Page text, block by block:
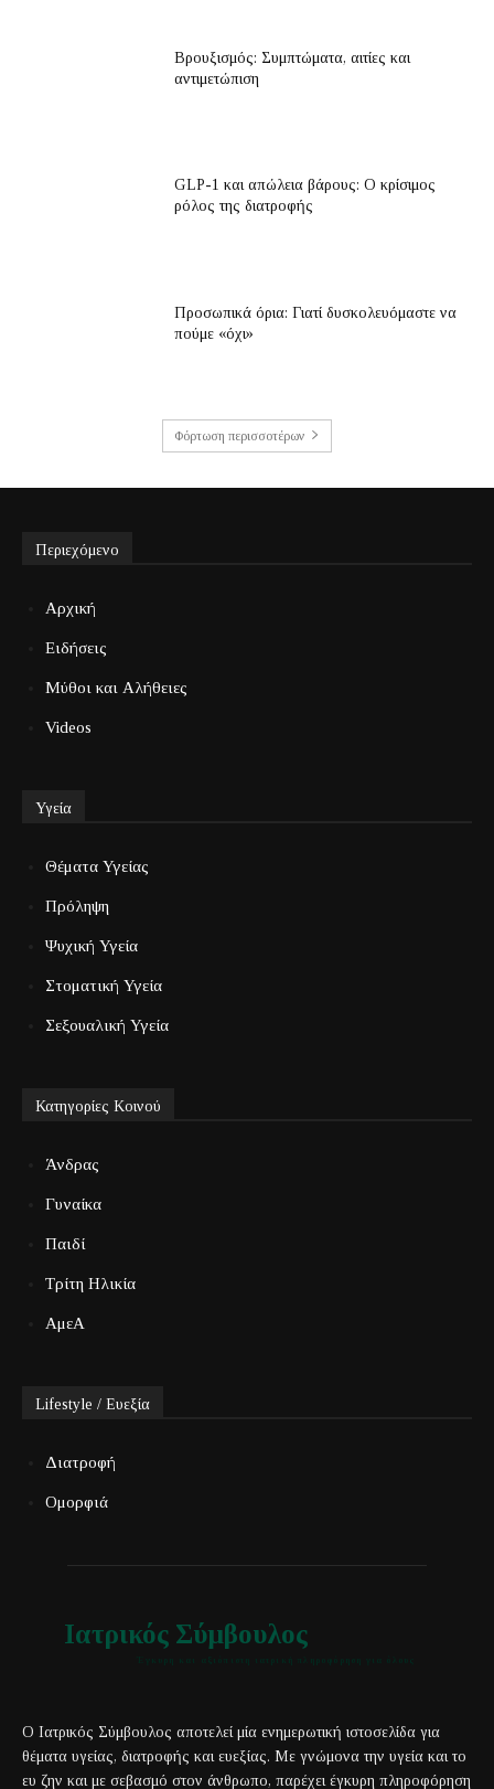
Βρουξισμός: Συμπτώματα, αιτίες και
αντιμετώπιση
GLP-1 και απώλεια βάρους: Ο κρίσιμος
ρόλος της διατροφής
Προσωπικά όρια: Γιατί δυσκολευόμαστε να
πούμε «όχι»
Φόρτωση περισσοτέρων
Περιεχόμενο
Αρχική
Ειδήσεις
Μύθοι και Αλήθειες
Videos
Υγεία
Θέματα Υγείας
Πρόληψη
Ψυχική Υγεία
Στοματική Υγεία
Σεξουαλική Υγεία
Κατηγορίες Κοινού
Άνδρας
Γυναίκα
Παιδί
Τρίτη Ηλικία
ΑμεΑ
Lifestyle / Ευεξία
Διατροφή
Ομορφιά
Ιατρικός Σύμβουλος
Ο Ιατρικός Σύμβουλος αποτελεί μία ενημερωτική ιστοσελίδα για
θέματα υγείας, διατροφής και ευεξίας. Με γνώμονα την υγεία και το
ευ ζην και με σεβασμό στον άνθρωπο, παρέχει έγκυρη πληροφόρηση